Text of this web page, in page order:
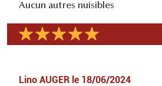
Aucun autres nuisibles
Lino AUGER le 18/06/2024